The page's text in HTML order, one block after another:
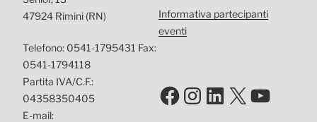
47924 Rimini (RN)
Telefono: 0541-1795431 Fax:
0541-1794118
Partita IVA/C.F.:
04358350405
E-mail:
Informativa partecipanti
eventi
Facebook
Instagram
LinkedIn
X